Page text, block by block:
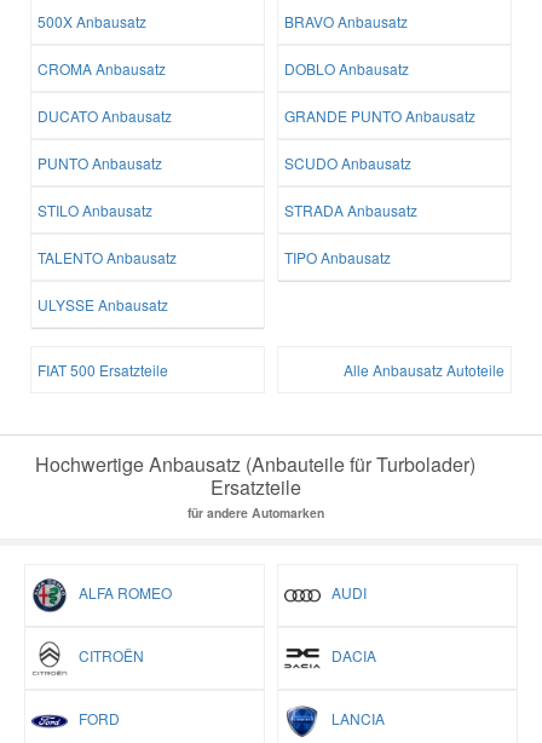
500X Anbausatz BRAVO Anbausatz
CROMA Anbausatz DOBLO Anbausatz
DUCATO Anbausatz GRANDE PUNTO Anbausatz
PUNTO Anbausatz SCUDO Anbausatz
STILO Anbausatz STRADA Anbausatz
TALENTO Anbausatz TIPO Anbausatz
ULYSSE Anbausatz
FIAT 500 Ersatzteile Alle Anbausatz Autoteile
Hochwertige Anbausatz (Anbauteile für Turbolader)
Ersatzteile
für andere Automarken
ALFA ROMEO AUDI
CITROËN DACIA
FORD LANCIA